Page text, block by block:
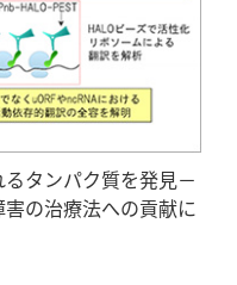
タンパク質を発見－
の治療法への貢献に